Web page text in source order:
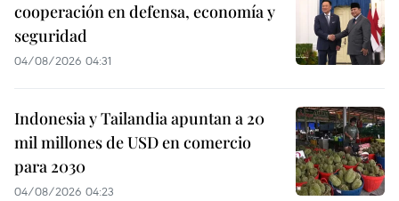
cooperación en defensa, economía y
seguridad
04/08/2026 04:31
Indonesia y Tailandia apuntan a 20
mil millones de USD en comercio
para 2030
04/08/2026 04:23